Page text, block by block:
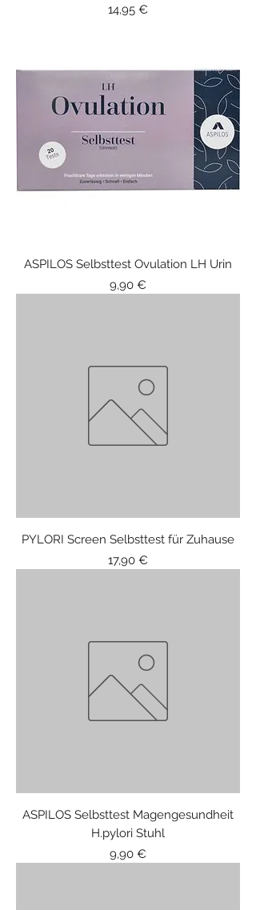
Price
14,95 €
ASPILOS Selbsttest Ovulation LH Urin
Price
9,90 €
PYLORI Screen Selbsttest für Zuhause
Price
17,90 €
ASPILOS Selbsttest Magengesundheit
H.pylori Stuhl
Price
9,90 €